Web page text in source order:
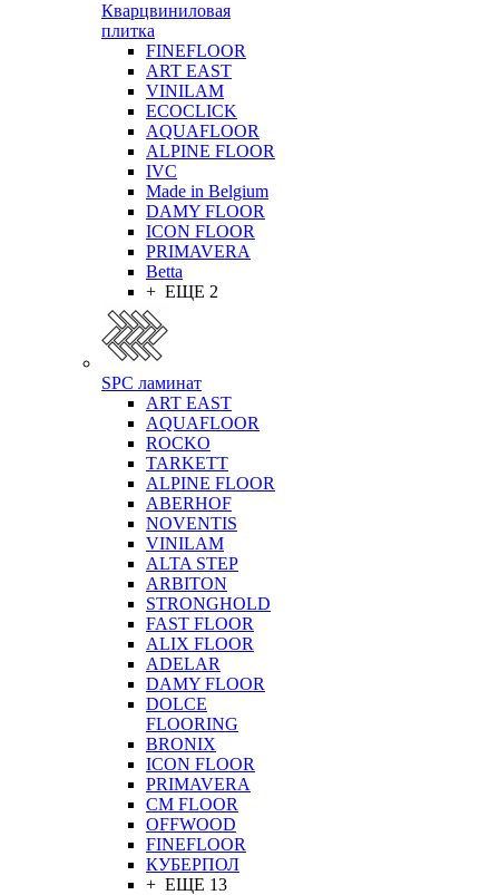
Кварцвиниловая
плитка
FINEFLOOR
ART EAST
VINILAM
ECOCLICK
AQUAFLOOR
ALPINE FLOOR
IVC
Made in Belgium
DAMY FLOOR
ICON FLOOR
PRIMAVERA
Betta
+ ЕЩЕ 2
SPC ламинат
ART EAST
AQUAFLOOR
ROCKO
TARKETT
ALPINE FLOOR
ABERHOF
NOVENTIS
VINILAM
ALTA STEP
ARBITON
STRONGHOLD
FAST FLOOR
ALIX FLOOR
ADELAR
DAMY FLOOR
DOLCE
FLOORING
BRONIX
ICON FLOOR
PRIMAVERA
CM FLOOR
OFFWOOD
FINEFLOOR
КУБЕРПОЛ
+ ЕЩЕ 13